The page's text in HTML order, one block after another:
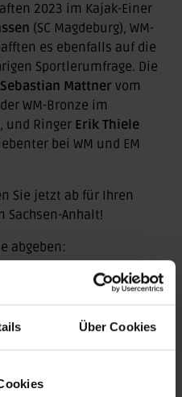
Über Cookies
2023 im Kajak-Einer
(SC Magdeburg), WM-
es ebenfalls auf die
Sportlerumfrage. Die
Sebastian Mattner vom
WM-Bronze im
und Ringer Erik Thiele
bei WM und EM
Sie jetzt ab für Ihren
Sachsen-Anhalt!
abgeben: